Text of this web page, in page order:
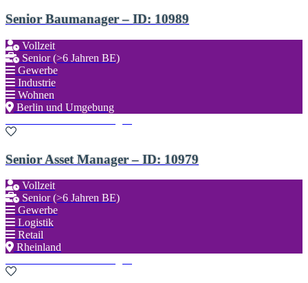
Senior Baumanager – ID: 10989
Vollzeit
Senior (>6 Jahren BE)
Gewerbe
Industrie
Wohnen
Berlin und Umgebung
Senior Asset Manager – ID: 10979
Vollzeit
Senior (>6 Jahren BE)
Gewerbe
Logistik
Retail
Rheinland